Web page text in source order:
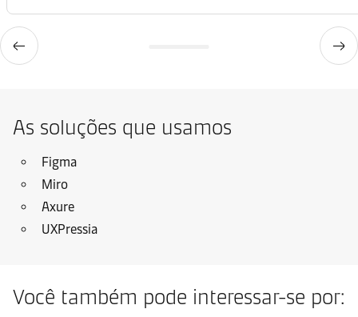
As soluções que usamos
Figma
Miro
Axure
UXPressia
Você também pode interessar-se por: